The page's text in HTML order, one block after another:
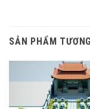
SẢN PHẨM